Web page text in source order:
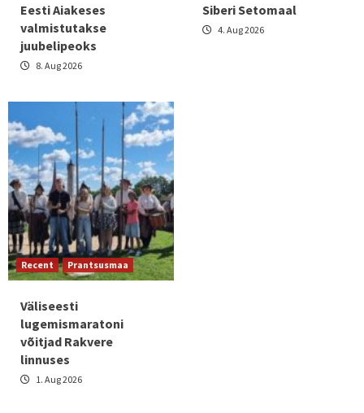
Eesti Aiakeses
valmistutakse
juubelipeoks
8. Aug 2026
Siberi Setomaal
4. Aug 2026
Recent Prantsusmaa
Väliseesti
lugemismaratoni
võitjad Rakvere
linnuses
1. Aug 2026